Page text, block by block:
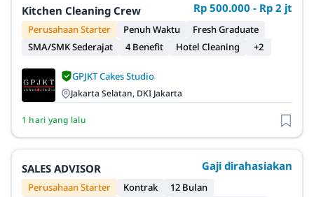
Kitchen Cleaning Crew Rp 500.000 - Rp 2 jt
Perusahaan Starter Penuh Waktu
Fresh Graduate
SMA/SMK Sederajat
4 Benefit Hotel Cleaning +2
GPJKT Cakes Studio
Jakarta Selatan, DKI Jakarta
1 hari yang lalu
SALES ADVISOR Gaji dirahasiakan
Perusahaan Starter Kontrak
12 Bulan